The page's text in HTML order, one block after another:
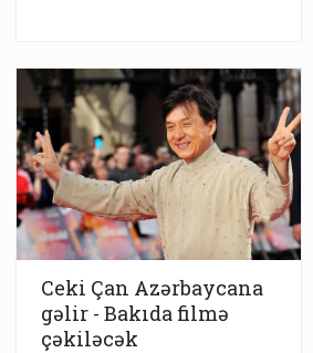
Ceki Çan Azərbaycana
gəlir - Bakıda filmə
çəkiləcək